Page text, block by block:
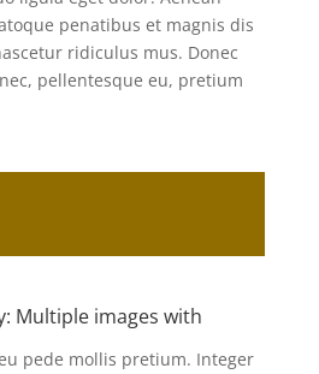
penatibus et magnis dis
ridiculus mus. Donec
pellentesque eu, pretium
Multiple images with
pede mollis pretium. Integer